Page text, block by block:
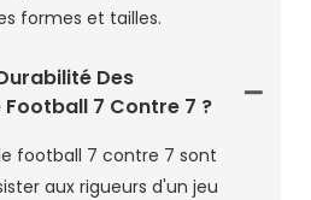
formes et tailles.
Des
Football 7 Contre 7 ?
football 7 contre 7 sont
aux rigueurs d'un jeu